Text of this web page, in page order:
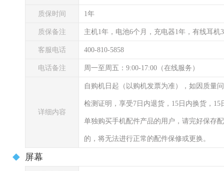
质保时间 1年
质保备注 主机1年，电池6个月，充电器1年，有线耳机
客服电话 400-810-5858
电话备注 周一至周五：9:00-17:00（在线服务）
详细内容
自购机日起（以购机发票为准），如因质量
检测证明，享受7日内退货，15日内换货，
单独购买手机配件产品的用户，请完好保存
的，将无法进行正常的配件保修或更换。
屏幕